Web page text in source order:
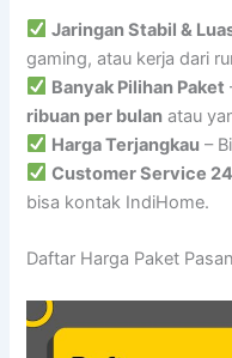
Jaringan Stabil &
gaming, atau kerja dari
Banyak Pilihan Paket
ribuan per bulan atau
Harga Terjangkau –
Customer Service
bisa kontak IndiHome.
Daftar Harga Paket